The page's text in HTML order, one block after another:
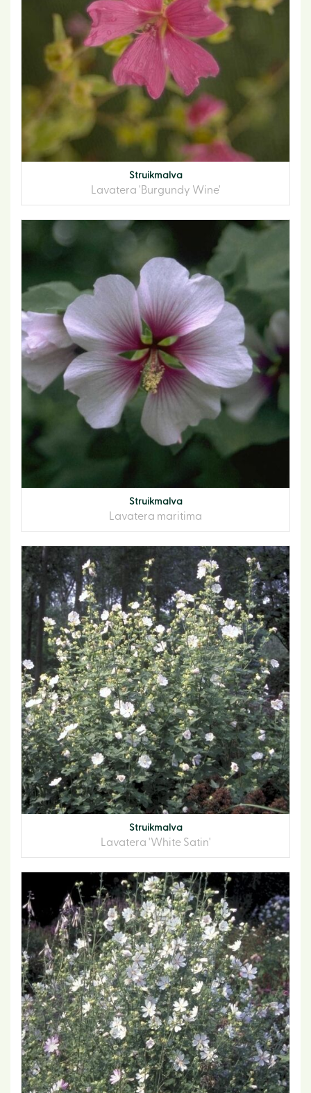
Struikmalva
Lavatera 'Burgundy Wine'
Struikmalva
Lavatera maritima
Struikmalva
Lavatera 'White Satin'